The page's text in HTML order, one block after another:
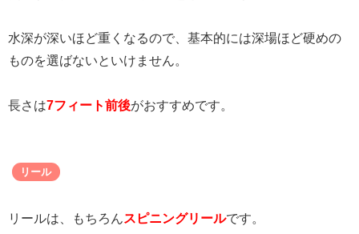
水深が深いほど重くなるので、基本的には深場ほど硬めの
ものを選ばないといけません。
長さは7フィート前後がおすすめです。
リール
リールは、もちろんスピニングリールです。